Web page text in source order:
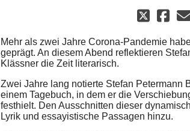
Mehr als zwei Jahre Corona-Pandemie
geprägt. An diesem Abend reflektieren
Klässner die Zeit literarisch.
Zwei Jahre lang notierte Stefan Petermann
einem Tagebuch, in dem er die
festhielt. Den Ausschnitten dieser
Lyrik und essayistische Passagen hinzu.